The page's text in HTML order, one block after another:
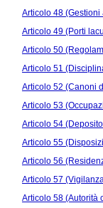
Articolo 48
Articolo 49 (Porti
Articolo 50
Articolo 51
Articolo 52 (Canoni
Articolo 53
Articolo 54
Articolo 55
Articolo 56
Articolo 57
Articolo 58 (Autorità